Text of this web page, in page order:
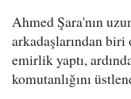
Ahmed Şara'nın
arkadaşlarından
emirlik yaptı,
komutanlığını